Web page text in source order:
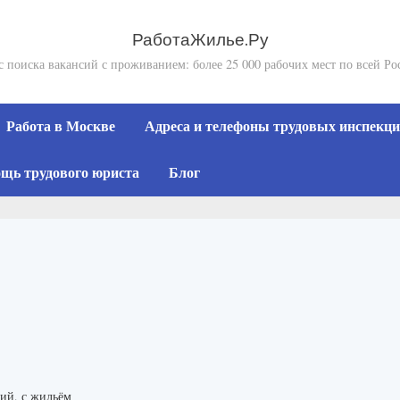
РаботаЖилье.Ру
поиска вакансий с проживанием: более 25 000 рабочих мест по всей
Работа в Москве Адреса и телефоны трудовых
трудового юриста Блог
с жильём